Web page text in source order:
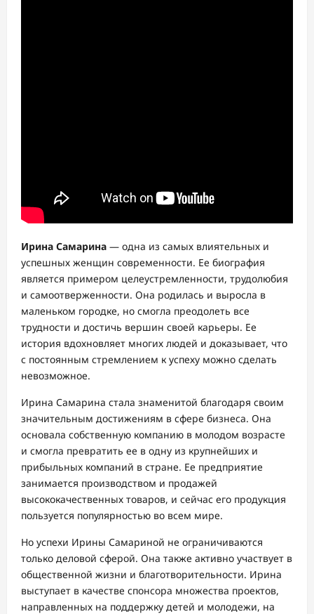
Ирина Самарина — одна из самых влиятельных и
успешных женщин современности. Ее биография
является примером целеустремленности, трудолюбия
и самоотверженности. Она родилась и выросла в
маленьком городке, но смогла преодолеть все
трудности и достичь вершин своей карьеры. Ее
история вдохновляет многих людей и доказывает, что
с постоянным стремлением к успеху можно сделать
невозможное.
Ирина Самарина стала знаменитой благодаря своим
значительным достижениям в сфере бизнеса. Она
основала собственную компанию в молодом возрасте
и смогла превратить ее в одну из крупнейших и
прибыльных компаний в стране. Ее предприятие
занимается производством и продажей
высококачественных товаров, и сейчас его продукция
пользуется популярностью во всем мире.
Но успехи Ирины Самариной не ограничиваются
только деловой сферой. Она также активно участвует в
общественной жизни и благотворительности. Ирина
выступает в качестве спонсора множества проектов,
направленных на поддержку детей и молодежи, на